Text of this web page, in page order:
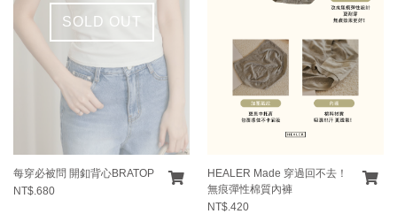
SOLD OUT
每穿必被問 開釦背心BRATOP
NT$.680
HEALER Made 穿過回不去！
無痕彈性棉質內褲
NT$.420